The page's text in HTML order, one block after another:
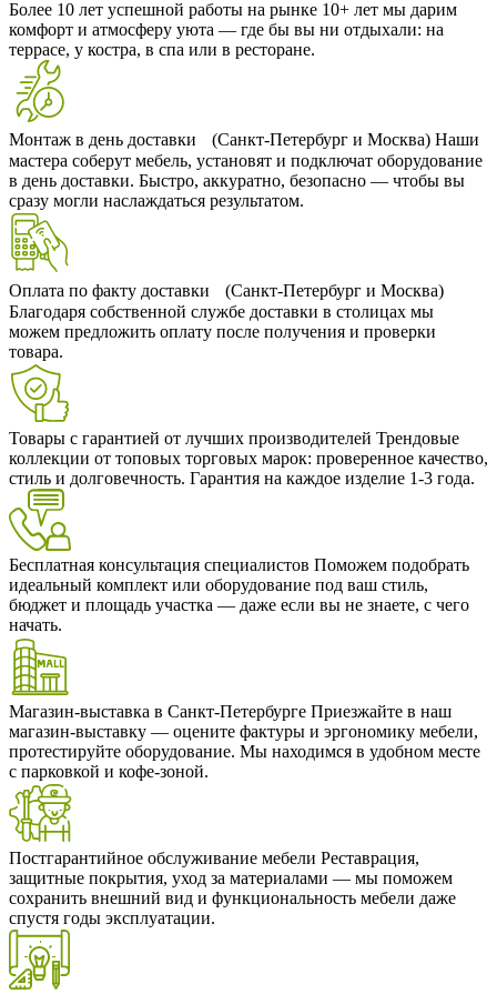
Более 10 лет успешной работы на рынке 10+ лет мы дарим
комфорт и атмосферу уюта — где бы вы ни отдыхали: на
террасе, у костра, в спа или в ресторане.
Монтаж в день доставки (Санкт-Петербург и Москва) Наши
мастера соберут мебель, установят и подключат оборудование
в день доставки. Быстро, аккуратно, безопасно — чтобы вы
сразу могли наслаждаться результатом.
Оплата по факту доставки (Санкт-Петербург и Москва)
Благодаря собственной службе доставки в столицах мы
можем предложить оплату после получения и проверки
товара.
Товары с гарантией от лучших производителей Трендовые
коллекции от топовых торговых марок: проверенное качество,
стиль и долговечность. Гарантия на каждое изделие 1-3 года.
Бесплатная консультация специалистов Поможем подобрать
идеальный комплект или оборудование под ваш стиль,
бюджет и площадь участка — даже если вы не знаете, с чего
начать.
Магазин-выставка в Санкт-Петербурге Приезжайте в наш
магазин-выставку — оцените фактуры и эргономику мебели,
протестируйте оборудование. Мы находимся в удобном месте
с парковкой и кофе-зоной.
Постгарантийное обслуживание мебели Реставрация,
защитные покрытия, уход за материалами — мы поможем
сохранить внешний вид и функциональность мебели даже
спустя годы эксплуатации.